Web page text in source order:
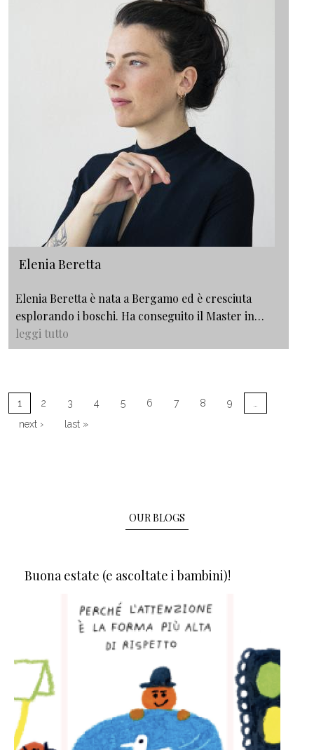
Elenia Beretta
Elenia Beretta è nata a Bergamo ed è cresciuta
esplorando i boschi. Ha conseguito il Master in…
leggi tutto
1 2 3 4 5 6 7 8 9
next ›Next page
last »Last page
OUR BLOGS
Buona estate (e ascoltate i bambini)!